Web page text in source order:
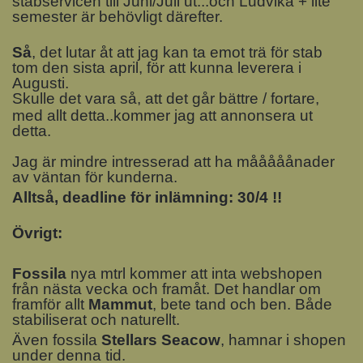
semester är behövligt därefter.
Så, det lutar åt att jag kan ta emot trä för stab
tom den sista april, för att kunna leverera i
Augusti.
Skulle det vara så, att det går bättre / fortare,
med allt detta..kommer jag att annonsera ut
detta.
Jag är mindre intresserad att ha mååååånader
av väntan för kunderna.
Alltså, deadline för inlämning: 30/4 !!
Övrigt:
Fossila nya mtrl kommer att inta webshopen
från nästa vecka och framåt. Det handlar om
framför allt Mammut, bete tand och ben. Både
stabiliserat och naturellt.
Även fossila Stellars Seacow, hamnar i shopen
under denna tid.